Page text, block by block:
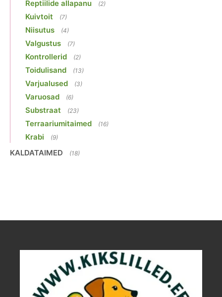
Reptiilide allapanu (2)
Kuivtoit (7)
Niisutus (4)
Valgustus (7)
Kontrollerid (2)
Toidulisand (13)
Varjualused (3)
Varuosad (6)
Substraat (23)
Terraariumitaimed (16)
Krabi (9)
KALDATAIMED (18)